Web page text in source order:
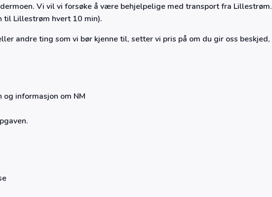
Vi vil vi forsøke å være behjelpelige med transport fra Lillestrøm.
til Lillestrøm hvert 10 min).
andre ting som vi bør kjenne til, setter vi pris på om du gir oss beskjed,
og informasjon om NM